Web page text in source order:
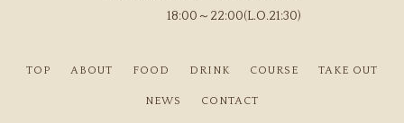
18:00～22:00(L.O.21:30)
TOP ABOUT FOOD DRINK COURSE TAKE OUT
NEWS CONTACT